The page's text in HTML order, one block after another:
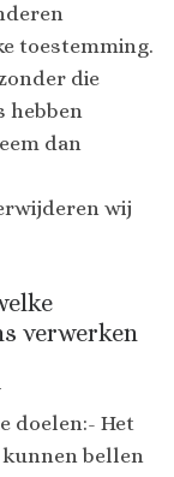
toestemming.
die
hebben
dan
wij
verwerken
doelen:- Het
bellen